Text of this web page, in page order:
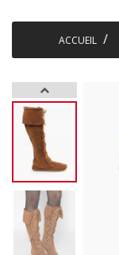
navigation
ACCUEIL